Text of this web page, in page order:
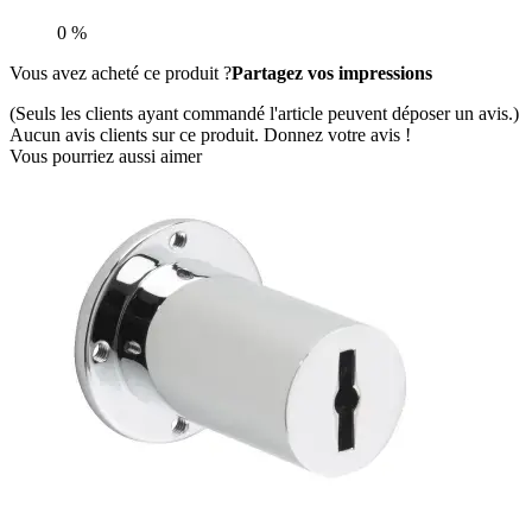
0 %
Vous avez acheté ce produit ?Partagez vos impressions
(Seuls les clients ayant commandé l'article peuvent déposer un avis.)
Aucun avis clients sur ce produit. Donnez votre avis !
Vous pourriez aussi aimer